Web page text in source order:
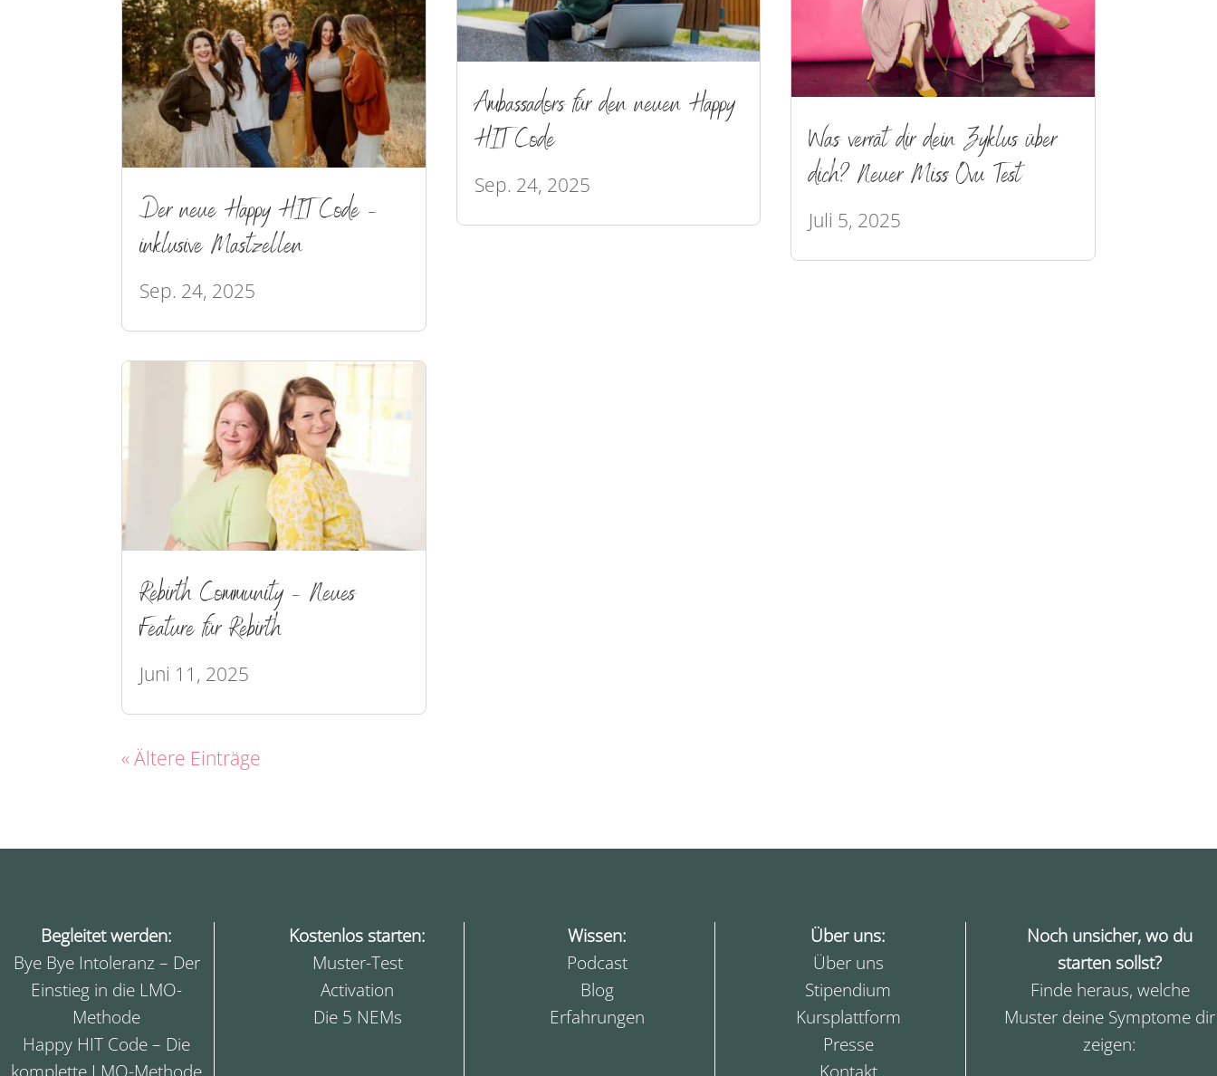
Der neue Happy HIT Code –
inklusive Mastzellen
Sep. 24, 2025
Rebirth Community – Neues
Feature für Rebirth
Juni 11, 2025
Ambassadors für den neuen Happy
HIT Code
Sep. 24, 2025
Was verrät dir dein Zyklus über
dich? Neuer Miss Ovu Test
Juli 5, 2025
« Ältere Einträge
Begleitet werden:
Bye Bye Intoleranz – Der
Einstieg in die LMO-
Methode
Happy HIT Code – Die
komplette LMO-Methode
Kostenlos starten:
Muster-Test
Activation
Die 5 NEMs
Wissen:
Podcast
Blog
Erfahrungen
Über uns:
Über uns
Stipendium
Kursplattform
Presse
Kontakt
Noch unsicher, wo du
starten sollst?
Finde heraus, welche
Muster deine Symptome dir
zeigen: